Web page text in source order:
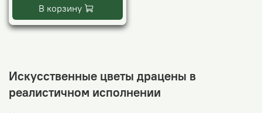
В корзину
Искусственные цветы драцены в
реалистичном исполнении